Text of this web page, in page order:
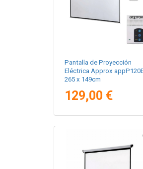
Pantalla de Proyección
Eléctrica Approx
265 x 149cm
129,00 €